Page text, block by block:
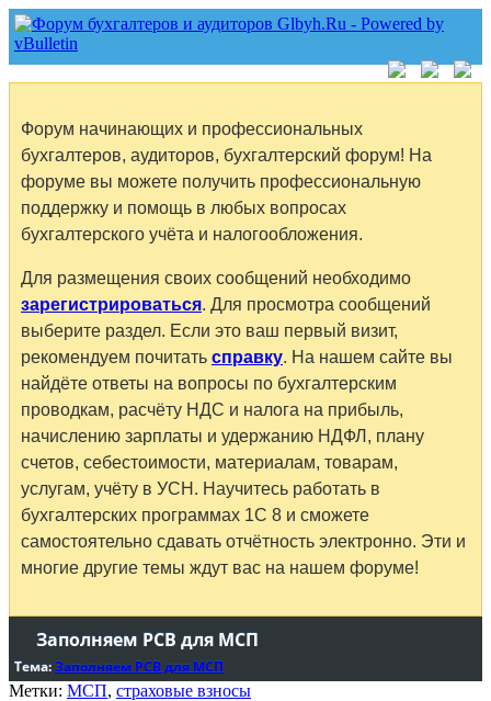
Форум начинающих и профессиональных
бухгалтеров, аудиторов, бухгалтерский форум! На
форуме вы можете получить профессиональную
поддержку и помощь в любых вопросах
бухгалтерского учёта и налогообложения.
Для размещения своих сообщений необходимо
зарегистрироваться. Для просмотра сообщений
выберите раздел. Если это ваш первый визит,
рекомендуем почитать справку. На нашем сайте вы
найдёте ответы на вопросы по бухгалтерским
проводкам, расчёту НДС и налога на прибыль,
начислению зарплаты и удержанию НДФЛ, плану
счетов, себестоимости, материалам, товарам,
услугам, учёту в УСН. Научитесь работать в
бухгалтерских программах 1С 8 и сможете
самостоятельно сдавать отчётность электронно. Эти и
многие другие темы ждут вас на нашем форуме!
Заполняем РСВ для МСП
Тема:Заполняем РСВ для МСП
Метки: МСП, страховые взносы